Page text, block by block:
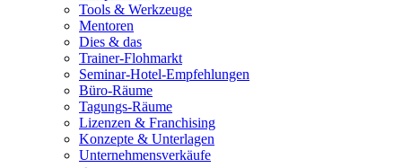
Tools & Werkzeuge
Mentoren
Dies & das
Trainer-Flohmarkt
Seminar-Hotel-Empfehlungen
Büro-Räume
Tagungs-Räume
Lizenzen & Franchising
Konzepte & Unterlagen
Unternehmensverkäufe